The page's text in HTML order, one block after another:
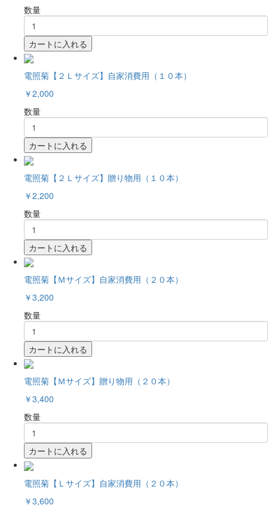
数量
カートに入れる
電照菊【２Ｌサイズ】自家消費用（１０本）
￥2,000
数量
カートに入れる
電照菊【２Ｌサイズ】贈り物用（１０本）
￥2,200
数量
カートに入れる
電照菊【Ｍサイズ】自家消費用（２０本）
￥3,200
数量
カートに入れる
電照菊【Ｍサイズ】贈り物用（２０本）
￥3,400
数量
カートに入れる
電照菊【Ｌサイズ】自家消費用（２０本）
￥3,600